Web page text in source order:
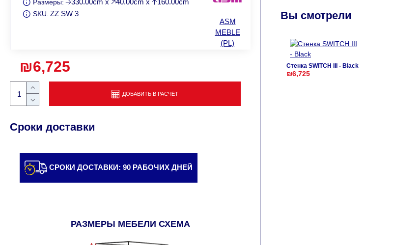
₪6,725
Размеры: 🡢330.00cm x 🡥40.00cm x 🡡160.00cm
SKU: ZZ SW 3
ASM
MEBLE
(PL)
ДОБАВИТЬ В РАСЧЁТ
Сроки доставки
СРОКИ ДОСТАВКИ: 90 РАБОЧИХ ДНЕЙ
РАЗМЕРЫ МЕБЕЛИ СХЕМА
Вы смотрели
Стенка SWITCH III - Black
₪6,725